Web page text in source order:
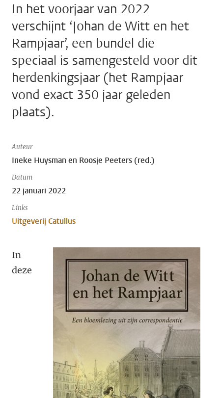
In het voorjaar van 2022
verschijnt ‘Johan de Witt en het
Rampjaar’, een bundel die
speciaal is samengesteld voor dit
herdenkingsjaar (het Rampjaar
vond exact 350 jaar geleden
plaats).
Auteur
Ineke Huysman en Roosje Peeters (red.)
Datum
22 januari 2022
Links
Uitgeverij Catullus
In
deze